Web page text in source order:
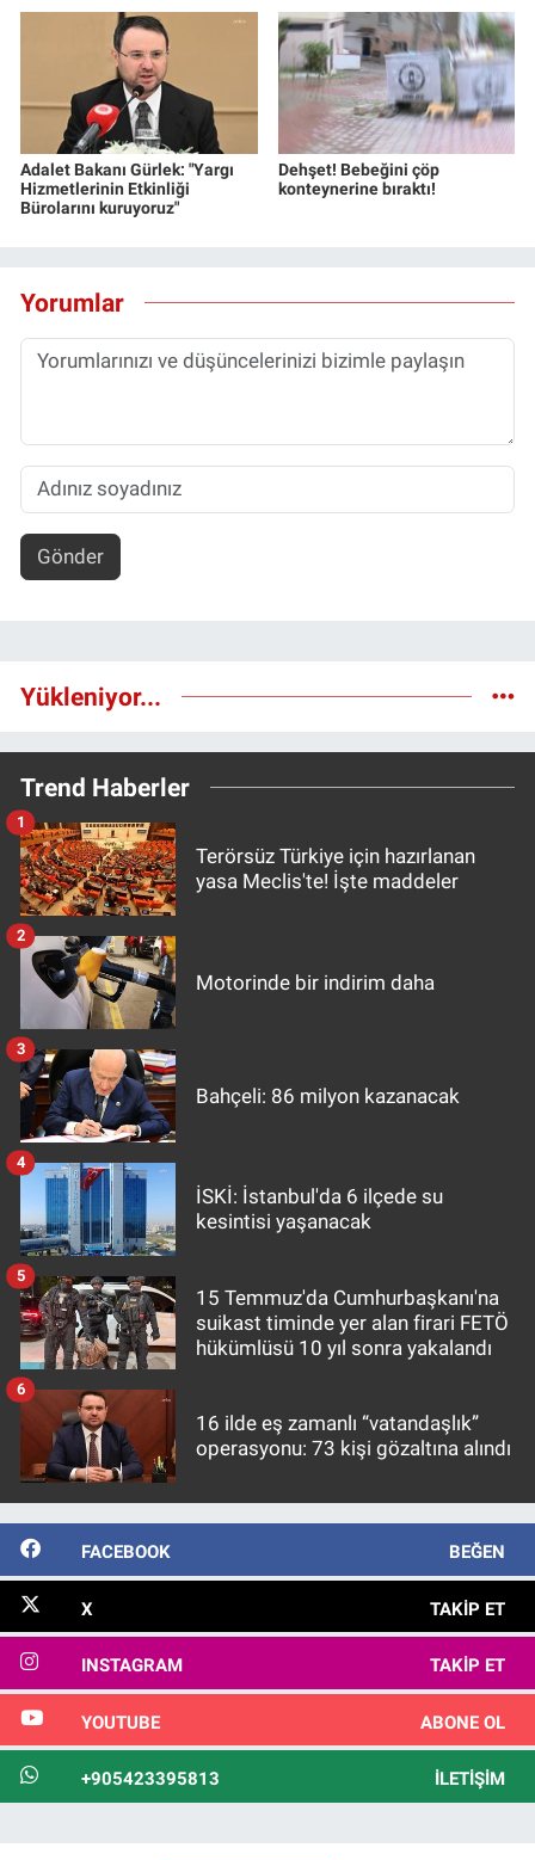
Adalet Bakanı Gürlek: "Yargı
Hizmetlerinin Etkinliği
Bürolarını kuruyoruz"
Dehşet! Bebeğini çöp
konteynerine bıraktı!
Yorumlar
Gönder
Yükleniyor...
Trend Haberler
Terörsüz Türkiye için hazırlanan
yasa Meclis'te! İşte maddeler
1
Motorinde bir indirim daha
2
Bahçeli: 86 milyon kazanacak
3
İSKİ: İstanbul'da 6 ilçede su
kesintisi yaşanacak
4
15 Temmuz'da Cumhurbaşkanı'na
suikast timinde yer alan firari FETÖ
hükümlüsü 10 yıl sonra yakalandı
5
16 ilde eş zamanlı “vatandaşlık”
operasyonu: 73 kişi gözaltına alındı
6
FACEBOOK BEĞEN
X TAKIP ET
INSTAGRAM TAKIP ET
YOUTUBE ABONE OL
+905423395813 İLETIŞIM